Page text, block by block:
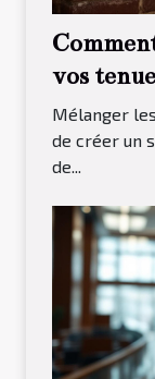
vos
Mélanger
de créer un
de...